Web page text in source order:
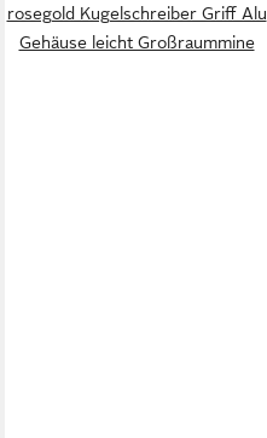
rosegold Kugelschreiber Griff Alu
Gehäuse leicht Großraummine